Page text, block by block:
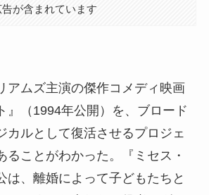
が含まれています
アムズ主演の傑作コメディ映画
』（1994年公開）を、ブロード
カルとして復活させるプロジェ
ることがわかった。『ミセス・
は、離婚によって子どもたちと